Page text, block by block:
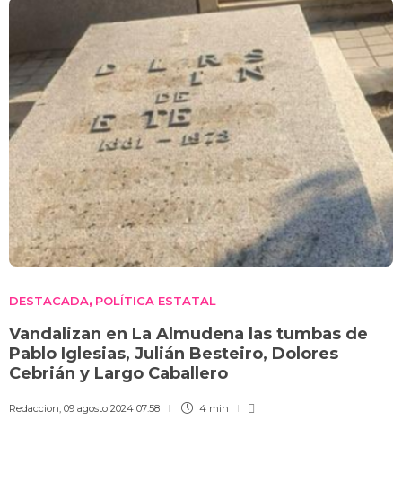
DESTACADA, POLÍTICA ESTATAL
Vandalizan en La Almudena las tumbas de
Pablo Iglesias, Julián Besteiro, Dolores
Cebrián y Largo Caballero
Redaccion 09 agosto 2024 07:58 4 min